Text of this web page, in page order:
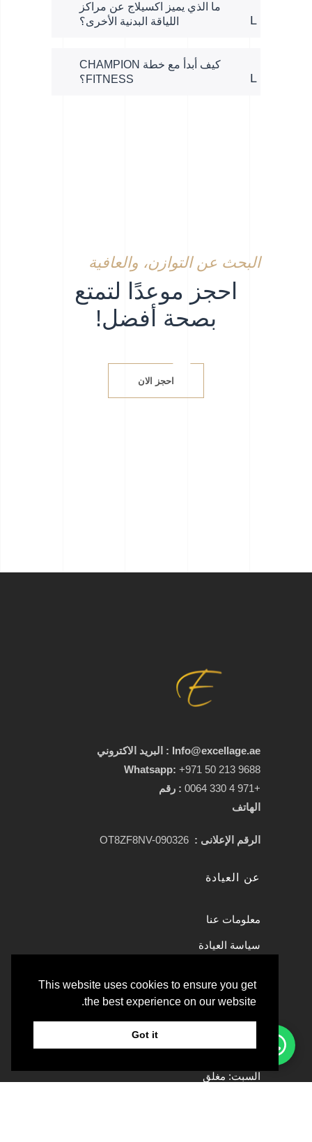
ما الذي يميز اكسيلاج عن مراكز
اللياقة البدنية الأخرى؟
كيف أبدأ مع خطة CHAMPION
FITNESS؟
البحث عن التوازن، والعافية
احجز موعدًا لتمتع
بصحة أفضل!
احجز الان
Info@excellage.ae : البريد الاكتروني
Whatsapp: +971 50 213 9688
+971 4 330 0064
: رقم
الهاتف
الرقم الإعلانى :
عن العيادة
معلومات عنا
سياسة العيادة
السبت: مغلق
This website uses cookies to ensure you get
the best experience on our website.
Got it